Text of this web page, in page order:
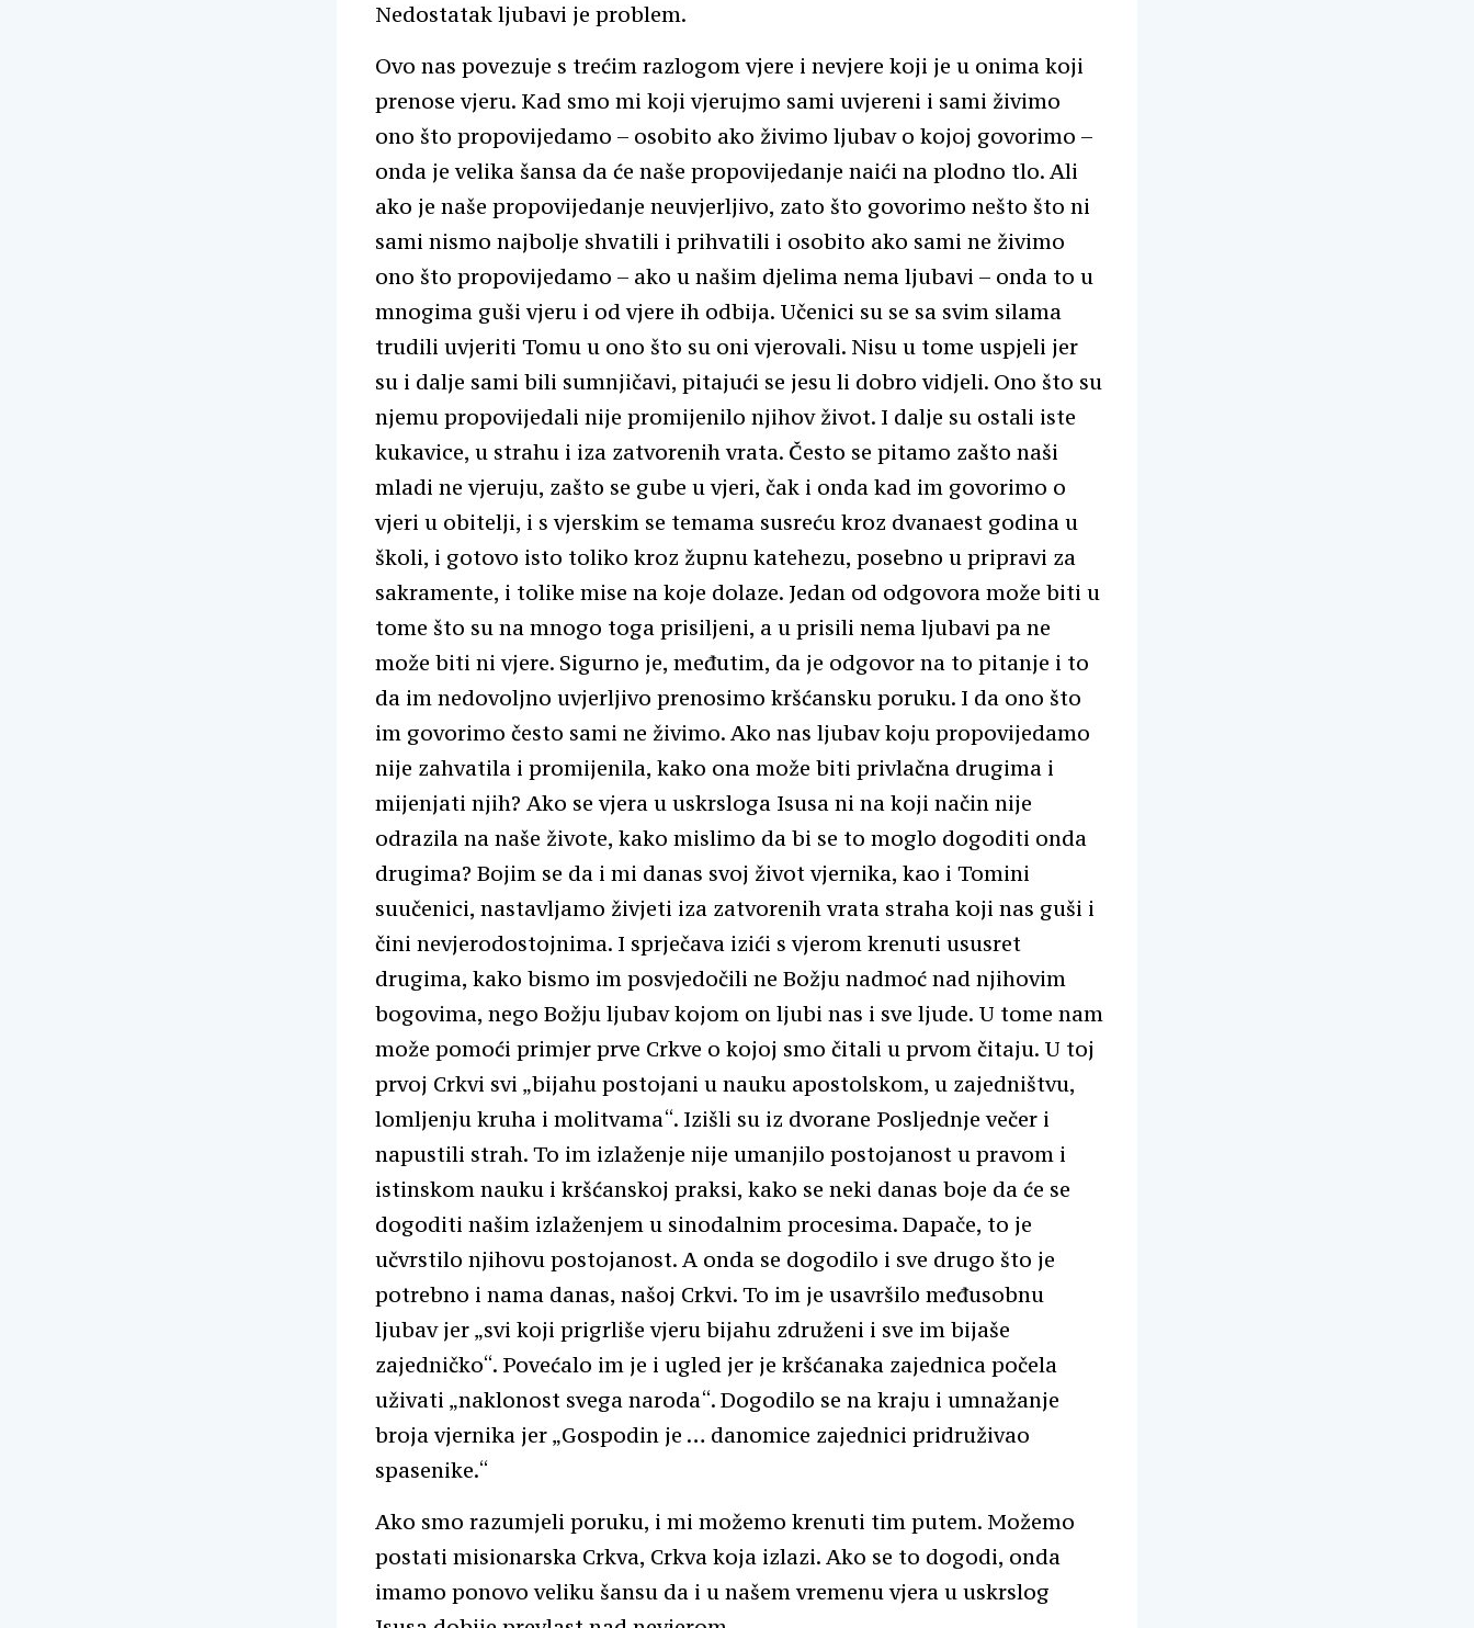
Nedostatak ljubavi je problem.
Ovo nas povezuje s trećim razlogom vjere i nevjere koji je u onima koji
prenose vjeru. Kad smo mi koji vjerujmo sami uvjereni i sami živimo
ono što propovijedamo – osobito ako živimo ljubav o kojoj govorimo –
onda je velika šansa da će naše propovijedanje naići na plodno tlo. Ali
ako je naše propovijedanje neuvjerljivo, zato što govorimo nešto što ni
sami nismo najbolje shvatili i prihvatili i osobito ako sami ne živimo
ono što propovijedamo – ako u našim djelima nema ljubavi – onda to u
mnogima guši vjeru i od vjere ih odbija. Učenici su se sa svim silama
trudili uvjeriti Tomu u ono što su oni vjerovali. Nisu u tome uspjeli jer
su i dalje sami bili sumnjičavi, pitajući se jesu li dobro vidjeli. Ono što su
njemu propovijedali nije promijenilo njihov život. I dalje su ostali iste
kukavice, u strahu i iza zatvorenih vrata. Često se pitamo zašto naši
mladi ne vjeruju, zašto se gube u vjeri, čak i onda kad im govorimo o
vjeri u obitelji, i s vjerskim se temama susreću kroz dvanaest godina u
školi, i gotovo isto toliko kroz župnu katehezu, posebno u pripravi za
sakramente, i tolike mise na koje dolaze. Jedan od odgovora može biti u
tome što su na mnogo toga prisiljeni, a u prisili nema ljubavi pa ne
može biti ni vjere. Sigurno je, međutim, da je odgovor na to pitanje i to
da im nedovoljno uvjerljivo prenosimo kršćansku poruku. I da ono što
im govorimo često sami ne živimo. Ako nas ljubav koju propovijedamo
nije zahvatila i promijenila, kako ona može biti privlačna drugima i
mijenjati njih? Ako se vjera u uskrsloga Isusa ni na koji način nije
odrazila na naše živote, kako mislimo da bi se to moglo dogoditi onda
drugima? Bojim se da i mi danas svoj život vjernika, kao i Tomini
suučenici, nastavljamo živjeti iza zatvorenih vrata straha koji nas guši i
čini nevjerodostojnima. I sprječava izići s vjerom krenuti ususret
drugima, kako bismo im posvjedočili ne Božju nadmoć nad njihovim
bogovima, nego Božju ljubav kojom on ljubi nas i sve ljude. U tome nam
može pomoći primjer prve Crkve o kojoj smo čitali u prvom čitaju. U toj
prvoj Crkvi svi „bijahu postojani u nauku apostolskom, u zajedništvu,
lomljenju kruha i molitvama“. Izišli su iz dvorane Posljednje večer i
napustili strah. To im izlaženje nije umanjilo postojanost u pravom i
istinskom nauku i kršćanskoj praksi, kako se neki danas boje da će se
dogoditi našim izlaženjem u sinodalnim procesima. Dapače, to je
učvrstilo njihovu postojanost. A onda se dogodilo i sve drugo što je
potrebno i nama danas, našoj Crkvi. To im je usavršilo međusobnu
ljubav jer „svi koji prigrliše vjeru bijahu združeni i sve im bijaše
zajedničko“. Povećalo im je i ugled jer je kršćanaka zajednica počela
uživati „naklonost svega naroda“. Dogodilo se na kraju i umnažanje
broja vjernika jer „Gospodin je … danomice zajednici pridruživao
spasenike.“
Ako smo razumjeli poruku, i mi možemo krenuti tim putem. Možemo
postati misionarska Crkva, Crkva koja izlazi. Ako se to dogodi, onda
imamo ponovo veliku šansu da i u našem vremenu vjera u uskrslog